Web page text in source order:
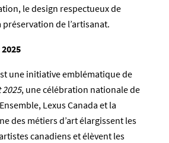
le design respectueux de
de l’artisanat.
une initiative emblématique de
2025, une célébration nationale de
Lexus Canada et la
des métiers d’art élargissent les
canadiens et élèvent les